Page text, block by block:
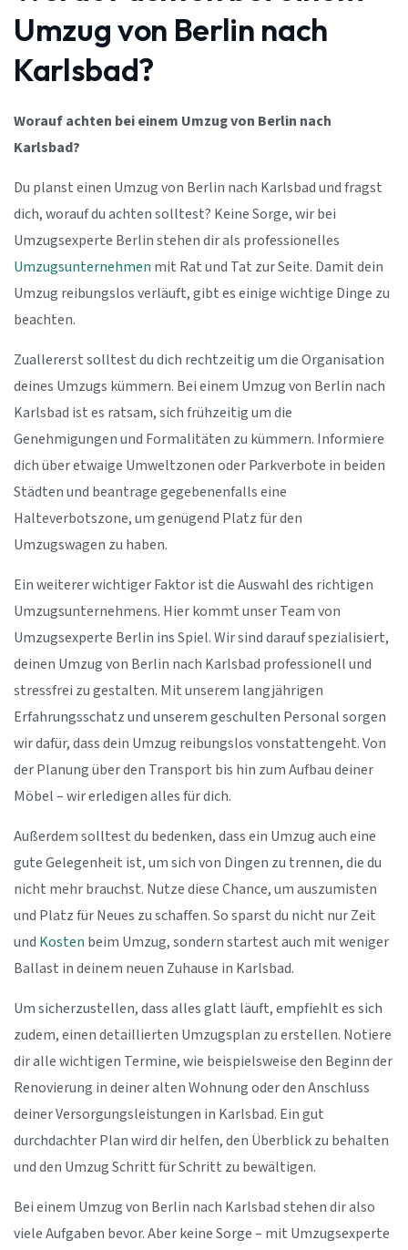
Umzug von Berlin nach
Karlsbad?
Worauf achten bei einem Umzug von Berlin nach
Karlsbad?
Du planst einen Umzug von Berlin nach Karlsbad und fragst
dich, worauf du achten solltest? Keine Sorge, wir bei
Umzugsexperte Berlin stehen dir als professionelles
Umzugsunternehmen mit Rat und Tat zur Seite. Damit dein
Umzug reibungslos verläuft, gibt es einige wichtige Dinge zu
beachten.
Zuallererst solltest du dich rechtzeitig um die Organisation
deines Umzugs kümmern. Bei einem Umzug von Berlin nach
Karlsbad ist es ratsam, sich frühzeitig um die
Genehmigungen und Formalitäten zu kümmern. Informiere
dich über etwaige Umweltzonen oder Parkverbote in beiden
Städten und beantrage gegebenenfalls eine
Halteverbotszone, um genügend Platz für den
Umzugswagen zu haben.
Ein weiterer wichtiger Faktor ist die Auswahl des richtigen
Umzugsunternehmens. Hier kommt unser Team von
Umzugsexperte Berlin ins Spiel. Wir sind darauf spezialisiert,
deinen Umzug von Berlin nach Karlsbad professionell und
stressfrei zu gestalten. Mit unserem langjährigen
Erfahrungsschatz und unserem geschulten Personal sorgen
wir dafür, dass dein Umzug reibungslos vonstattengeht. Von
der Planung über den Transport bis hin zum Aufbau deiner
Möbel – wir erledigen alles für dich.
Außerdem solltest du bedenken, dass ein Umzug auch eine
gute Gelegenheit ist, um sich von Dingen zu trennen, die du
nicht mehr brauchst. Nutze diese Chance, um auszumisten
und Platz für Neues zu schaffen. So sparst du nicht nur Zeit
und Kosten beim Umzug, sondern startest auch mit weniger
Ballast in deinem neuen Zuhause in Karlsbad.
Um sicherzustellen, dass alles glatt läuft, empfiehlt es sich
zudem, einen detaillierten Umzugsplan zu erstellen. Notiere
dir alle wichtigen Termine, wie beispielsweise den Beginn der
Renovierung in deiner alten Wohnung oder den Anschluss
deiner Versorgungsleistungen in Karlsbad. Ein gut
durchdachter Plan wird dir helfen, den Überblick zu behalten
und den Umzug Schritt für Schritt zu bewältigen.
Bei einem Umzug von Berlin nach Karlsbad stehen dir also
viele Aufgaben bevor. Aber keine Sorge – mit Umzugsexperte